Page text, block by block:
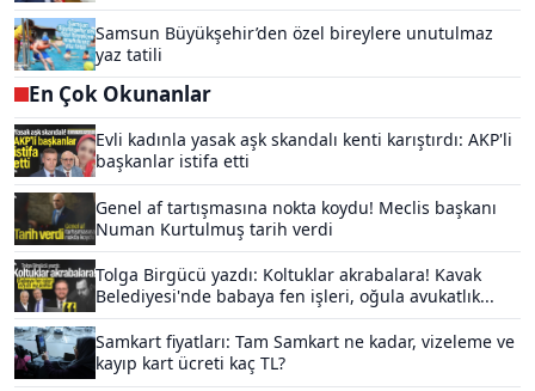
Samsun Büyükşehir’den özel bireylere unutulmaz
yaz tatili
En Çok Okunanlar
Evli kadınla yasak aşk skandalı kenti karıştırdı: AKP'li
başkanlar istifa etti
Genel af tartışmasına nokta koydu! Meclis başkanı
Numan Kurtulmuş tarih verdi
Tolga Birgücü yazdı: Koltuklar akrabalara! Kavak
Belediyesi'nde babaya fen işleri, oğula avukatlık...
Samkart fiyatları: Tam Samkart ne kadar, vizeleme ve
kayıp kart ücreti kaç TL?